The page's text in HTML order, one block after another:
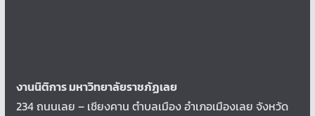
งานนิติการ มหาวิทยาลัยราชภัฏเลย
234 ถนนเลย – เชียงคาน ตำบลเมือง อำเภอเมืองเลย จังหวัด